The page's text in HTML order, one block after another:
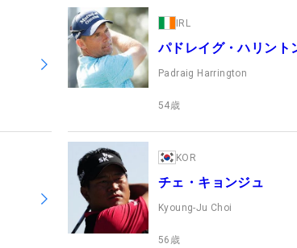
IRL
パドレイグ・ハリント
Padraig Harrington
54歳
KOR
チェ・キョンジュ
Kyoung-Ju Choi
56 歳